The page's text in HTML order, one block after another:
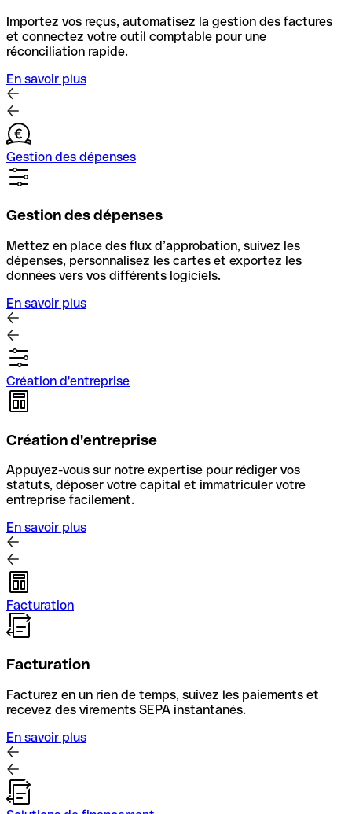
Importez vos reçus, automatisez la gestion des factures
et connectez votre outil comptable pour une
réconciliation rapide.
En savoir plus
Gestion des dépenses
Gestion des dépenses
Mettez en place des flux d’approbation, suivez les
dépenses, personnalisez les cartes et exportez les
données vers vos différents logiciels.
En savoir plus
Création d'entreprise
Création d'entreprise
Appuyez-vous sur notre expertise pour rédiger vos
statuts, déposer votre capital et immatriculer votre
entreprise facilement.
En savoir plus
Facturation
Facturation
Facturez en un rien de temps, suivez les paiements et
recevez des virements SEPA instantanés.
En savoir plus